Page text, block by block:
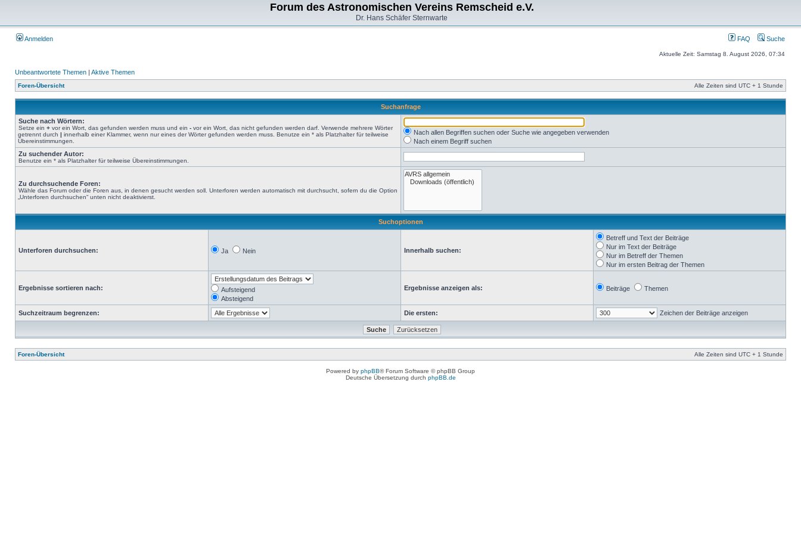
Forum des Astronomischen Vereins Remscheid e.V.
Dr. Hans Schäfer Sternwarte
Anmelden FAQ Suche
Aktuelle Zeit: Samstag 8. August 2026, 07:34
Unbeantwortete Themen | Aktive Themen
Foren-Übersicht Alle Zeiten sind UTC + 1 Stunde
Suchanfrage
Suche nach Wörtern:
Setze ein + vor ein Wort, das gefunden werden muss und ein - vor ein Wort, das nicht gefunden werden darf. Verwende mehrere Wörter
getrennt durch | innerhalb einer Klammer, wenn nur eines der Wörter gefunden werden muss. Benutze ein * als Platzhalter für teilweise
Übereinstimmungen.
Nach allen Begriffen suchen oder Suche wie angegeben verwenden
Nach einem Begriff suchen
Zu suchender Autor:
Benutze ein * als Platzhalter für teilweise Übereinstimmungen.
Zu durchsuchende Foren:
Wähle das Forum oder die Foren aus, in denen gesucht werden soll. Unterforen werden automatisch mit durchsucht, sofern du die Option
„Unterforen durchsuchen“ unten nicht deaktivierst.
Suchoptionen
Unterforen durchsuchen: Ja Nein Innerhalb suchen:
Betreff und Text der Beiträge
Nur im Text der Beiträge
Nur im Betreff der Themen
Nur im ersten Beitrag der Themen
Ergebnisse sortieren nach:
Aufsteigend
Absteigend
Ergebnisse anzeigen als: Beiträge Themen
Suchzeitraum begrenzen: Die ersten: Zeichen der Beiträge anzeigen
Foren-Übersicht Alle Zeiten sind UTC + 1 Stunde
Powered by phpBB® Forum Software © phpBB Group
Deutsche Übersetzung durch phpBB.de